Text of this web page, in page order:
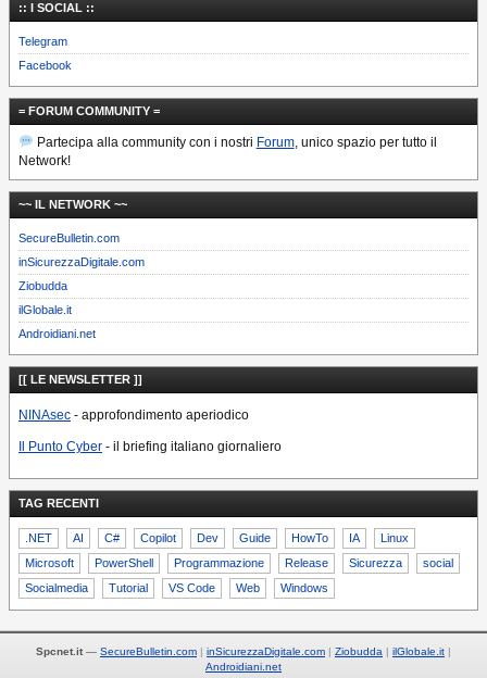
:: I SOCIAL ::
Telegram
Facebook
= FORUM COMMUNITY =
Partecipa alla community con i nostri Forum, unico spazio per tutto il
Network!
~~ IL NETWORK ~~
SecureBulletin.com
inSicurezzaDigitale.com
Ziobudda
ilGlobale.it
Androidiani.net
[[ LE NEWSLETTER ]]
NINAsec - approfondimento aperiodico
Il Punto Cyber - il briefing italiano giornaliero
TAG RECENTI
.NET AI C# Copilot Dev Guide HowTo IA
Linux
Microsoft
PowerShell Programmazione Release Sicurezza
social
Socialmedia
Tutorial VS Code Web Windows
Spcnet.it — SecureBulletin.com inSicurezzaDigitale.com Ziobudda
ilGlobale.it
Androidiani.net